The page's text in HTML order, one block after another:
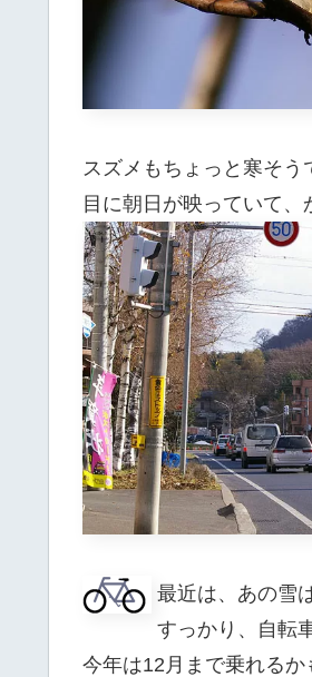
スズメもちょっと寒そう
目に朝日が映っていて
最近は、あの雪
すっかり、自転
今年は12月まで乗れるか